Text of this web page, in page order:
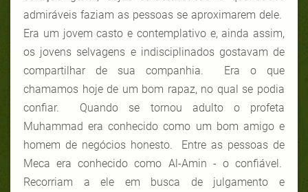
admiráveis faziam as pessoas se aproximarem dele.
Era um jovem casto e contemplativo e, ainda assim,
os jovens selvagens e indisciplinados gostavam de
compartilhar de sua companhia. Era o que
chamamos hoje de um bom rapaz, no qual se podia
confiar. Quando se tornou adulto o profeta
Muhammad era conhecido como um bom amigo e
homem de negócios honesto. Entre as pessoas de
Meca era conhecido como Al-Amin - o confiável.
Recorriam a ele em busca de julgamento e